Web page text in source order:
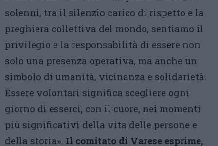
solenni, tra il silenzio carico di rispetto e la
preghiera collettiva del mondo, sentiamo il
privilegio e la responsabilità di essere non
solo una presenza operativa, ma anche un
simbolo di umanità, vicinanza e solidarietà.
Essere volontari significa scegliere ogni
giorno di esserci, con il cuore, nei momenti
più significativi della vita delle persone e
della storia». Il comitato di Varese esprime,